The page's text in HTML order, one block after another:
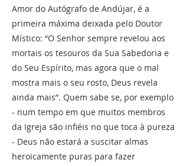
Amor do Autógrafo de Andújar, é a
primeira máxima deixada pelo Doutor
Místico: “O Senhor sempre revelou aos
mortais os tesouros da Sua Sabedoria e
do Seu Espírito, mas agora que o mal
mostra mais o seu rosto, Deus revela
ainda mais”. Quem sabe se, por exemplo
- num tempo em que muitos membros
da Igreja são infiéis no que toca à pureza
- Deus não estará a suscitar almas
heroicamente puras para fazer